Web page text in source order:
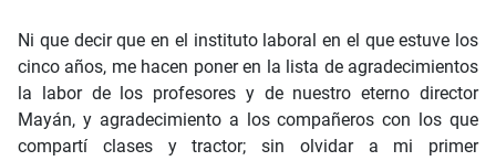
Ni que decir que en el instituto laboral en el que estuve los
cinco años, me hacen poner en la lista de agradecimientos
la labor de los profesores y de nuestro eterno director
Mayán, y agradecimiento a los compañeros con los que
compartí clases y tractor; sin olvidar a mi primer